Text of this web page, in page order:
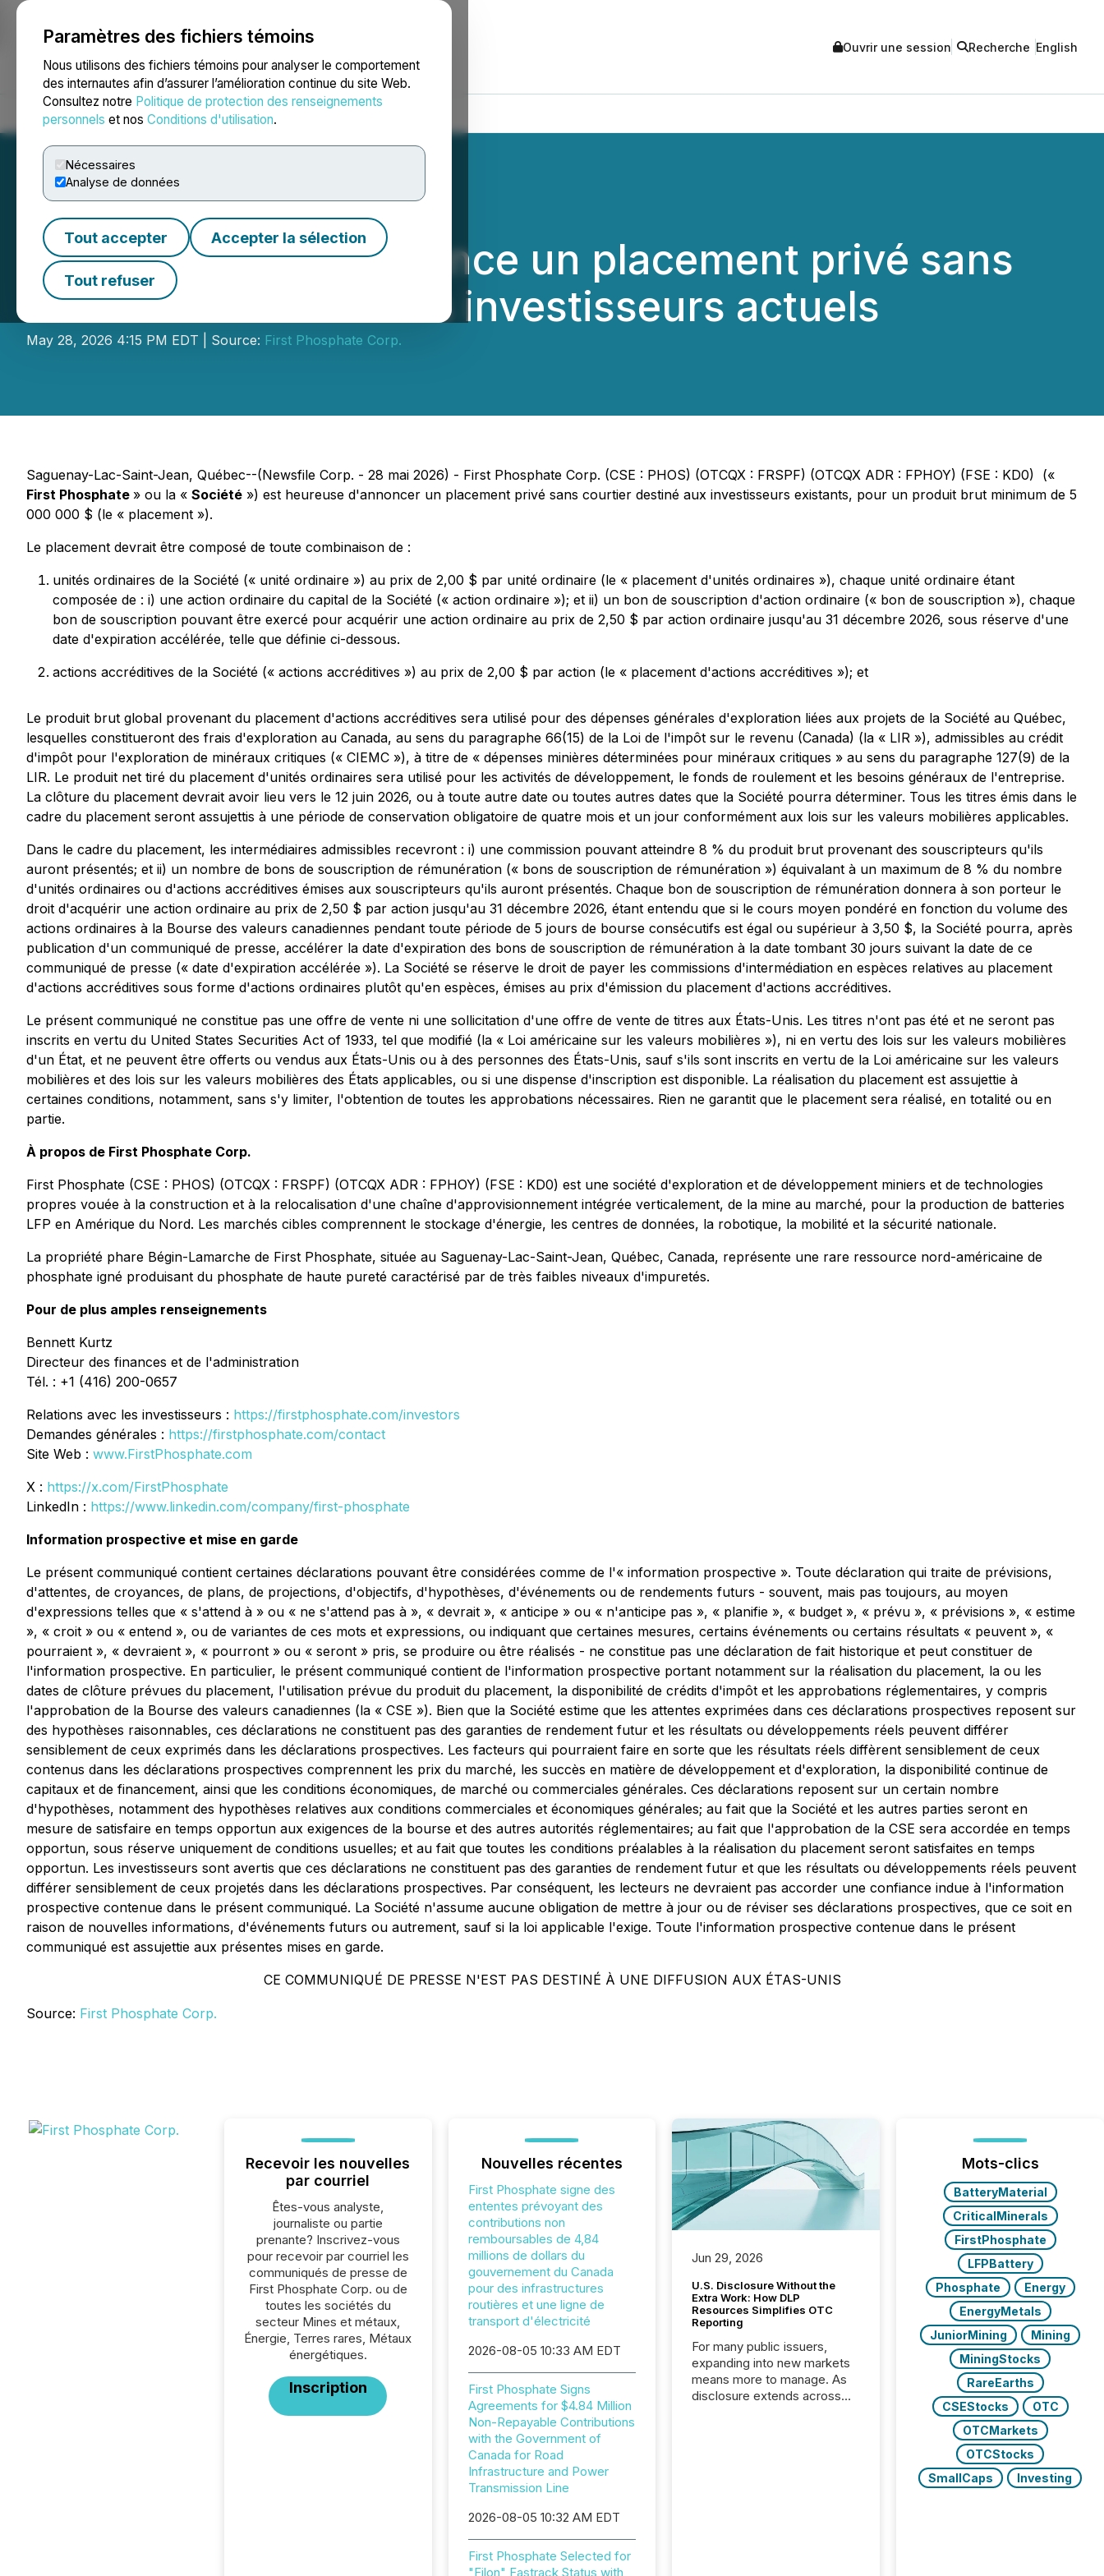
Paramètres des fichiers témoins
Nous utilisons des fichiers témoins pour analyser le comportement
des internautes afin d’assurer l’amélioration continue du site Web.
Consultez notre Politique de protection des renseignements
personnels et nos Conditions d'utilisation.
Nécessaires
Analyse de données
Tout accepter Accepter la sélection
Tout refuser
NEWSFILE Ouvrir une session Recherche English
Accueil À propos Services Salle de presse Blogue
First Phosphate annonce un placement privé sans
courtier destiné à ses investisseurs actuels
May 28, 2026 4:15 PM EDT | Source: First Phosphate Corp.
Saguenay-Lac-Saint-Jean, Québec--(Newsfile Corp. - 28 mai 2026) - First Phosphate Corp. (CSE : PHOS) (OTCQX : FRSPF) (OTCQX ADR : FPHOY) (FSE : KD0) («
First Phosphate » ou la « Société ») est heureuse d'annoncer un placement privé sans courtier destiné aux investisseurs existants, pour un produit brut minimum de 5
000 000 $ (le « placement »).
Le placement devrait être composé de toute combinaison de :
unités ordinaires de la Société (« unité ordinaire ») au prix de 2,00 $ par unité ordinaire (le « placement d'unités ordinaires »), chaque unité ordinaire étant
composée de : i) une action ordinaire du capital de la Société (« action ordinaire »); et ii) un bon de souscription d'action ordinaire (« bon de souscription »), chaque
bon de souscription pouvant être exercé pour acquérir une action ordinaire au prix de 2,50 $ par action ordinaire jusqu'au 31 décembre 2026, sous réserve d'une
date d'expiration accélérée, telle que définie ci-dessous.
actions accréditives de la Société (« actions accréditives ») au prix de 2,00 $ par action (le « placement d'actions accréditives »); et
Le produit brut global provenant du placement d'actions accréditives sera utilisé pour des dépenses générales d'exploration liées aux projets de la Société au Québec,
lesquelles constitueront des frais d'exploration au Canada, au sens du paragraphe 66(15) de la Loi de l'impôt sur le revenu (Canada) (la « LIR »), admissibles au crédit
d'impôt pour l'exploration de minéraux critiques (« CIEMC »), à titre de « dépenses minières déterminées pour minéraux critiques » au sens du paragraphe 127(9) de la
LIR. Le produit net tiré du placement d'unités ordinaires sera utilisé pour les activités de développement, le fonds de roulement et les besoins généraux de l'entreprise.
La clôture du placement devrait avoir lieu vers le 12 juin 2026, ou à toute autre date ou toutes autres dates que la Société pourra déterminer. Tous les titres émis dans le
cadre du placement seront assujettis à une période de conservation obligatoire de quatre mois et un jour conformément aux lois sur les valeurs mobilières applicables.
Dans le cadre du placement, les intermédiaires admissibles recevront : i) une commission pouvant atteindre 8 % du produit brut provenant des souscripteurs qu'ils
auront présentés; et ii) un nombre de bons de souscription de rémunération (« bons de souscription de rémunération ») équivalant à un maximum de 8 % du nombre
d'unités ordinaires ou d'actions accréditives émises aux souscripteurs qu'ils auront présentés. Chaque bon de souscription de rémunération donnera à son porteur le
droit d'acquérir une action ordinaire au prix de 2,50 $ par action jusqu'au 31 décembre 2026, étant entendu que si le cours moyen pondéré en fonction du volume des
actions ordinaires à la Bourse des valeurs canadiennes pendant toute période de 5 jours de bourse consécutifs est égal ou supérieur à 3,50 $, la Société pourra, après
publication d'un communiqué de presse, accélérer la date d'expiration des bons de souscription de rémunération à la date tombant 30 jours suivant la date de ce
communiqué de presse (« date d'expiration accélérée »). La Société se réserve le droit de payer les commissions d'intermédiation en espèces relatives au placement
d'actions accréditives sous forme d'actions ordinaires plutôt qu'en espèces, émises au prix d'émission du placement d'actions accréditives.
Le présent communiqué ne constitue pas une offre de vente ni une sollicitation d'une offre de vente de titres aux États-Unis. Les titres n'ont pas été et ne seront pas
inscrits en vertu du United States Securities Act of 1933, tel que modifié (la « Loi américaine sur les valeurs mobilières »), ni en vertu des lois sur les valeurs mobilières
d'un État, et ne peuvent être offerts ou vendus aux États-Unis ou à des personnes des États-Unis, sauf s'ils sont inscrits en vertu de la Loi américaine sur les valeurs
mobilières et des lois sur les valeurs mobilières des États applicables, ou si une dispense d'inscription est disponible. La réalisation du placement est assujettie à
certaines conditions, notamment, sans s'y limiter, l'obtention de toutes les approbations nécessaires. Rien ne garantit que le placement sera réalisé, en totalité ou en
partie.
À propos de First Phosphate Corp.
First Phosphate (CSE : PHOS) (OTCQX : FRSPF) (OTCQX ADR : FPHOY) (FSE : KD0) est une société d'exploration et de développement miniers et de technologies
propres vouée à la construction et à la relocalisation d'une chaîne d'approvisionnement intégrée verticalement, de la mine au marché, pour la production de batteries
LFP en Amérique du Nord. Les marchés cibles comprennent le stockage d'énergie, les centres de données, la robotique, la mobilité et la sécurité nationale.
La propriété phare Bégin-Lamarche de First Phosphate, située au Saguenay-Lac-Saint-Jean, Québec, Canada, représente une rare ressource nord-américaine de
phosphate igné produisant du phosphate de haute pureté caractérisé par de très faibles niveaux d'impuretés.
Pour de plus amples renseignements
Bennett Kurtz
Directeur des finances et de l'administration
Tél. : +1 (416) 200-0657
Relations avec les investisseurs : https://firstphosphate.com/investors
Demandes générales : https://firstphosphate.com/contact
Site Web : www.FirstPhosphate.com
X : https://x.com/FirstPhosphate
LinkedIn : https://www.linkedin.com/company/first-phosphate
Information prospective et mise en garde
Le présent communiqué contient certaines déclarations pouvant être considérées comme de l'« information prospective ». Toute déclaration qui traite de prévisions,
d'attentes, de croyances, de plans, de projections, d'objectifs, d'hypothèses, d'événements ou de rendements futurs - souvent, mais pas toujours, au moyen
d'expressions telles que « s'attend à » ou « ne s'attend pas à », « devrait », « anticipe » ou « n'anticipe pas », « planifie », « budget », « prévu », « prévisions », « estime
», « croit » ou « entend », ou de variantes de ces mots et expressions, ou indiquant que certaines mesures, certains événements ou certains résultats « peuvent », «
pourraient », « devraient », « pourront » ou « seront » pris, se produire ou être réalisés - ne constitue pas une déclaration de fait historique et peut constituer de
l'information prospective. En particulier, le présent communiqué contient de l'information prospective portant notamment sur la réalisation du placement, la ou les
dates de clôture prévues du placement, l'utilisation prévue du produit du placement, la disponibilité de crédits d'impôt et les approbations réglementaires, y compris
l'approbation de la Bourse des valeurs canadiennes (la « CSE »). Bien que la Société estime que les attentes exprimées dans ces déclarations prospectives reposent sur
des hypothèses raisonnables, ces déclarations ne constituent pas des garanties de rendement futur et les résultats ou développements réels peuvent différer
sensiblement de ceux exprimés dans les déclarations prospectives. Les facteurs qui pourraient faire en sorte que les résultats réels diffèrent sensiblement de ceux
contenus dans les déclarations prospectives comprennent les prix du marché, les succès en matière de développement et d'exploration, la disponibilité continue de
capitaux et de financement, ainsi que les conditions économiques, de marché ou commerciales générales. Ces déclarations reposent sur un certain nombre
d'hypothèses, notamment des hypothèses relatives aux conditions commerciales et économiques générales; au fait que la Société et les autres parties seront en
mesure de satisfaire en temps opportun aux exigences de la bourse et des autres autorités réglementaires; au fait que l'approbation de la CSE sera accordée en temps
opportun, sous réserve uniquement de conditions usuelles; et au fait que toutes les conditions préalables à la réalisation du placement seront satisfaites en temps
opportun. Les investisseurs sont avertis que ces déclarations ne constituent pas des garanties de rendement futur et que les résultats ou développements réels peuvent
différer sensiblement de ceux projetés dans les déclarations prospectives. Par conséquent, les lecteurs ne devraient pas accorder une confiance indue à l'information
prospective contenue dans le présent communiqué. La Société n'assume aucune obligation de mettre à jour ou de réviser ses déclarations prospectives, que ce soit en
raison de nouvelles informations, d'événements futurs ou autrement, sauf si la loi applicable l'exige. Toute l'information prospective contenue dans le présent
communiqué est assujettie aux présentes mises en garde.
CE COMMUNIQUÉ DE PRESSE N'EST PAS DESTINÉ À UNE DIFFUSION AUX ÉTAS-UNIS
Source: First Phosphate Corp.
Recevoir les nouvelles
par courriel
Êtes-vous analyste,
journaliste ou partie
prenante? Inscrivez-vous
pour recevoir par courriel les
communiqués de presse de
First Phosphate Corp. ou de
toutes les sociétés du
secteur Mines et métaux,
Énergie, Terres rares, Métaux
énergétiques.
Inscription
Nouvelles récentes
First Phosphate signe des
ententes prévoyant des
contributions non
remboursables de 4,84
millions de dollars du
gouvernement du Canada
pour des infrastructures
routières et une ligne de
transport d'électricité
2026-08-05 10:33 AM EDT
First Phosphate Signs
Agreements for $4.84 Million
Non-Repayable Contributions
with the Government of
Canada for Road
Infrastructure and Power
Transmission Line
2026-08-05 10:32 AM EDT
First Phosphate Selected for
"Filon" Fastrack Status with
Jun 29, 2026
U.S. Disclosure Without the
Extra Work: How DLP
Resources Simplifies OTC
Reporting
For many public issuers,
expanding into new markets
means more to manage. As
disclosure extends across
Mots-clics
BatteryMaterial
CriticalMinerals
FirstPhosphate
LFPBattery
Phosphate
Energy
EnergyMetals
JuniorMining
Mining
MiningStocks
RareEarths
CSEStocks
OTC
OTCMarkets
OTCStocks
SmallCaps
Investing